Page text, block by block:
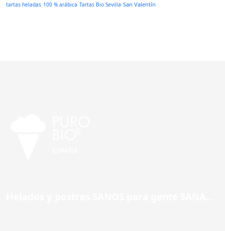
tartas heladas 100 % arábica Tartas Bio Sevilla San Valentín